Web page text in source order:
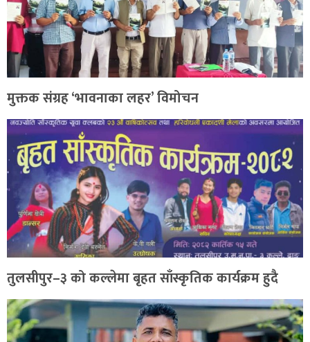
मुक्तक संग्रह ‘भावनाका लहर’ विमोचन
तुलसीपुर–३ को कल्लेमा बृहत साँस्कृतिक कार्यक्रम हुदै